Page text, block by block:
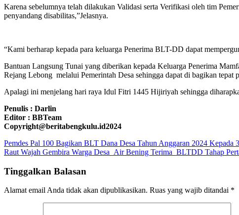
Karena sebelumnya telah dilakukan Validasi serta Verifikasi oleh tim
penyandang disabilitas,”Jelasnya.
“Kami berharap kepada para keluarga Penerima BLT-DD dapat
Bantuan Langsung Tunai yang diberikan kepada Keluarga Penerima
Rejang Lebong melalui Pemerintah Desa sehingga dapat di bagikan tepat
Apalagi ini menjelang hari raya Idul Fitri 1445 Hijiriyah sehingga
Penulis : Darlin
Editor : BBTeam
Copyright@beritabengkulu.id2024
Navigasi
pos
Pemdes Pal 100 Bagikan BLT Dana Desa Tahun Anggaran 2024 Kepada
Raut Wajah Gembira Warga Desa Air Bening Terima BLTDD Tahap
Tinggalkan Balasan
Alamat email Anda tidak akan dipublikasikan. Ruas yang wajib ditandai *